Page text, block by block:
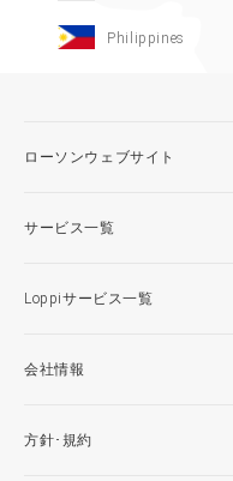
Philippines
ローソンウェブサイト
サービス一覧
Loppiサービス一覧
会社情報
方針･規約